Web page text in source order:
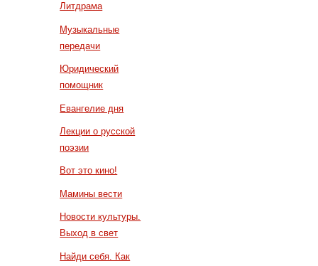
Литдрама
Музыкальные
передачи
Юридический
помощник
Евангелие дня
Лекции о русской
поэзии
Вот это кино!
Мамины вести
Новости культуры.
Выход в свет
Найди себя. Как